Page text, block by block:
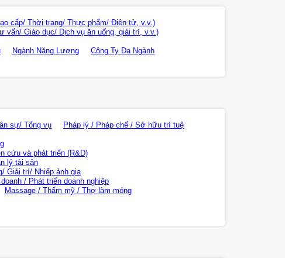
cấp/ Thời trang/ Thực phẩm/ Điện tử, v.v.)
vấn/ Giáo dục/ Dịch vụ ăn uống, giải trí, v.v.)
Ngành Năng Lượng
Công Ty Đa Ngành
sự/ Tổng vụ
Pháp lý / Pháp chế / Sở hữu trí tuệ
cứu và phát triển (R&D)
lý tài sản
Giải trí/ Nhiếp ảnh gia
/ Phát triển doanh nghiệp
Massage / Thẩm mỹ / Thợ làm móng